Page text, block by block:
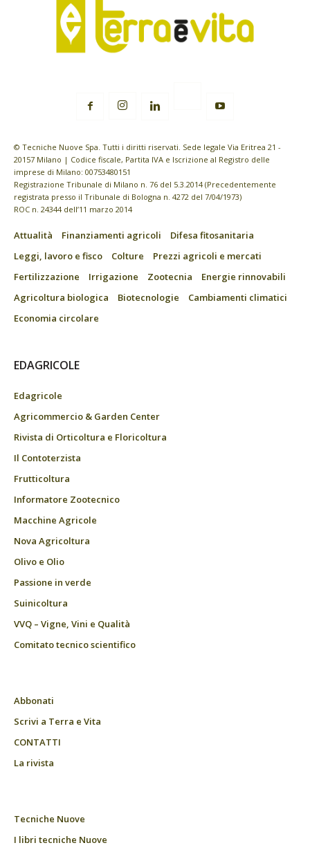
© Tecniche Nuove Spa. Tutti i diritti riservati. Sede legale Via Eritrea 21 -
20157 Milano | Codice fiscale, Partita IVA e Iscrizione al Registro delle
imprese di Milano: 00753480151
Registrazione Tribunale di Milano n. 76 del 5.3.2014 (Precedentemente
registrata presso il Tribunale di Bologna n. 4272 del 7/04/1973)
ROC n. 24344 dell’11 marzo 2014
Attualità Finanziamenti agricoli
Difesa fitosanitaria
Leggi, lavoro e fisco
Colture
Prezzi agricoli e mercati
Fertilizzazione
Irrigazione Zootecnia
Energie rinnovabili
Agricoltura biologica
Biotecnologie
Cambiamenti climatici
Economia circolare
EDAGRICOLE
Edagricole
Agricommercio & Garden Center
Rivista di Orticoltura e Floricoltura
Il Contoterzista
Frutticoltura
Informatore Zootecnico
Macchine Agricole
Nova Agricoltura
Olivo e Olio
Passione in verde
Suinicoltura
VVQ – Vigne, Vini e Qualità
Comitato tecnico scientifico
Abbonati
Scrivi a Terra e Vita
CONTATTI
La rivista
Tecniche Nuove
I libri tecniche Nuove